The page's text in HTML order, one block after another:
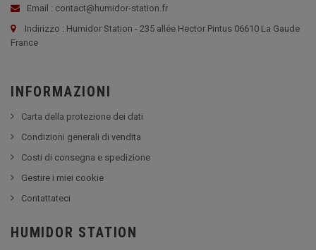
Email : contact@humidor-station.fr
Indirizzo : Humidor Station - 235 allée Hector Pintus 06610 La Gaude
France
INFORMAZIONI
Carta della protezione dei dati
Condizioni generali di vendita
Costi di consegna e spedizione
Gestire i miei cookie
Contattateci
HUMIDOR STATION